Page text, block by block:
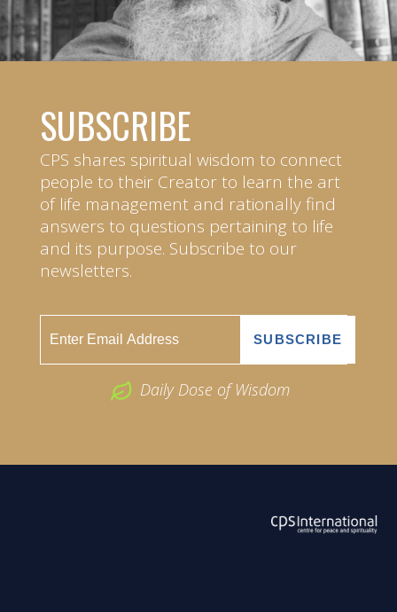
SUBSCRIBE
CPS shares spiritual wisdom to connect
people to their Creator to learn the art
of life management and rationally find
answers to questions pertaining to life
and its purpose. Subscribe to our
newsletters.
Daily Dose of Wisdom